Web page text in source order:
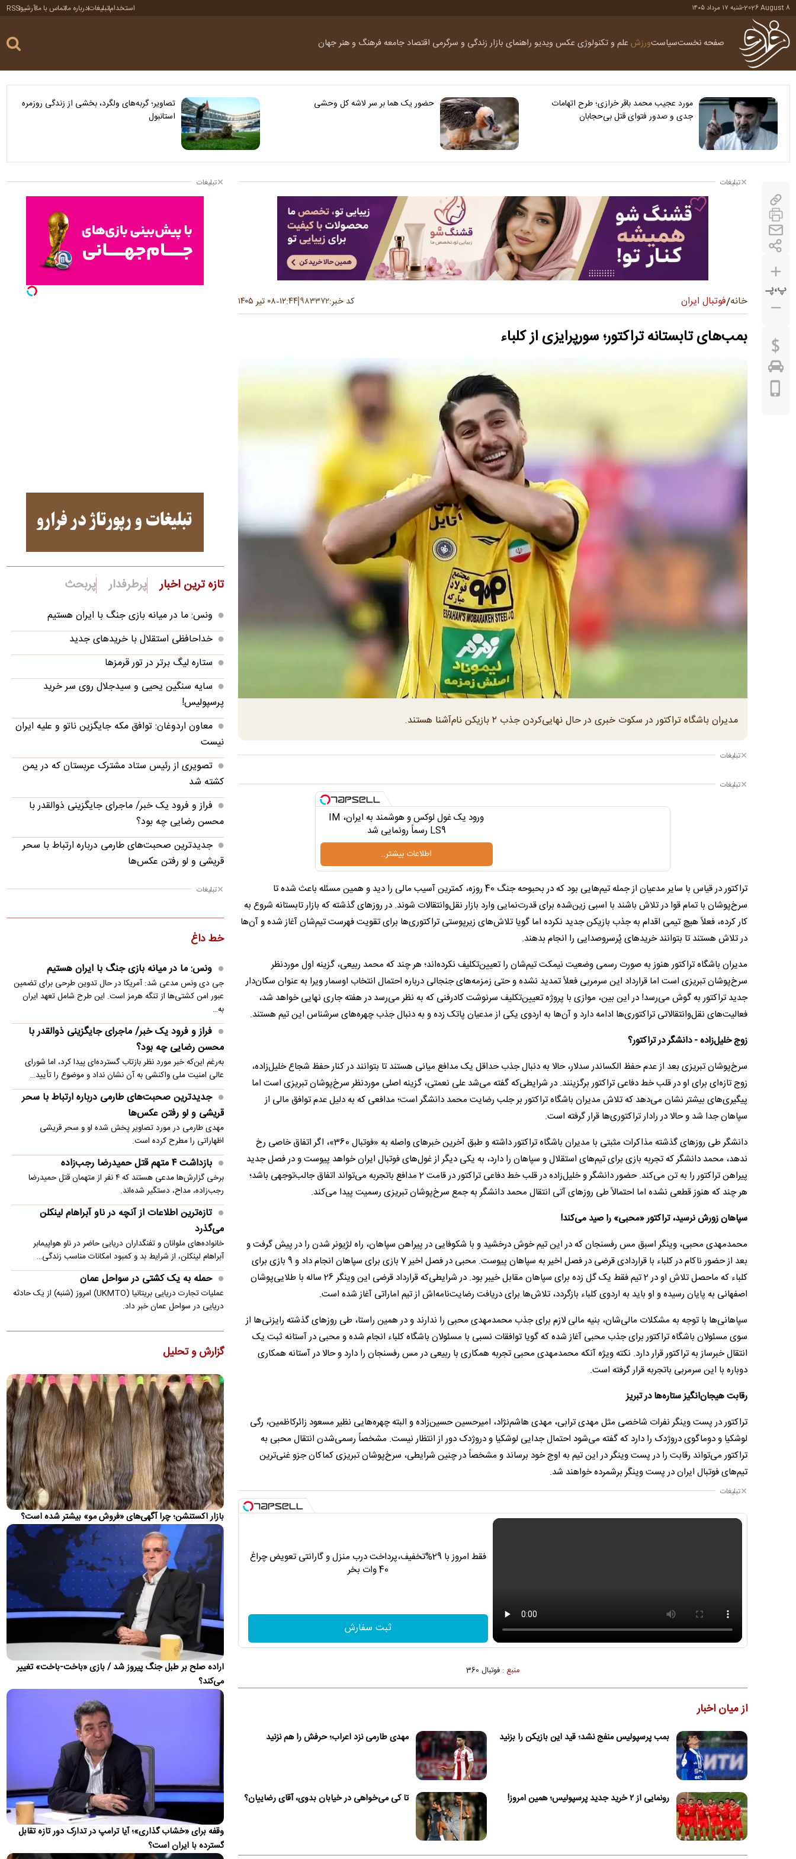
2026 August 8
-شنبه ۱۷ مرداد ۱۴۰۵ استخدامتبلیغاتدرباره ماتماس با ماآرشیوRSS
صفحه نخستسیاستورزش علم و تکنولوژی عکس ویدیو راهنمای بازارزندگی و سرگرمی اقتصاد جامعهفرهنگ و هنرجهان
مورد عجیب محمد باقر خرازی؛ طرح اتهامات
جدی و صدور فتوای قتل بی‌حجابان
حضور یک هما بر سر لاشه‌ کل وحشی
تصاویر؛ گربه‌های ولگرد، بخشی از زندگی روزمره
استانبول
پ،پـ
تبلیغات
خانه/فوتبال ایران کد خبر:۹۸۳۳۷۲ ۱۲:۴۴-۰۸ تیر ۱۴۰۵
بمب‌های تابستانه تراکتور؛ سورپرایزی از کلباء
مدیران باشگاه تراکتور در سکوت خبری در حال نهایی‌کردن جذب ۲ بازیکن نام‌آشنا هستند.
تبلیغات
تبلیغات
ورود یک غول لوکس و هوشمند به ایران، IM
LS9 رسماً رونمایی شد
اطلاعات بیشتر..
تراکتور در قیاس با سایر مدعیان از جمله تیم‌هایی بود که در بحبوحه جنگ 40 روزه، کمترین آسیب مالی را دید و همین مسئله باعث شده تا
سرخ‌پوشان با تمام قوا در تلاش باشند با اسبی زین‌شده برای قدرت‌نمایی وارد بازار نقل‌وانتقالات شوند. در روزهای گذشته که بازار تابستانه شروع به
کار کرده، فعلاً هیچ تیمی اقدام به جذب بازیکن جدید نکرده اما گویا تلاش‌های زیرپوستی تراکتوری‌ها برای تقویت فهرست تیم‌شان آغاز شده و آن‌ها
در تلاش هستند تا بتوانند خریدهای پُرسروصدایی را انجام بدهند.
مدیران باشگاه تراکتور هنوز به صورت رسمی وضعیت نیمکت تیم‌شان را تعیین‌تکلیف نکرده‌اند؛ هر چند که محمد ربیعی، گزینه اول موردنظر
سرخ‌پوشان تبریزی است اما قرارداد این سرمربی فعلاً تمدید نشده و حتی زمزمه‌های جنجالی درباره احتمال انتخاب اوسمار ویرا به عنوان سکان‌دار
جدید تراکتور به گوش می‌رسد! در این بین، موازی با پروژه تعیین‌تکلیف سرنوشت کادرفنی که به نظر می‌رسد در هفته جاری نهایی خواهد شد،
فعالیت‌های نقل‌وانتقالاتی تراکتوری‌ها ادامه دارد و آن‌ها به اردوی یکی از مدعیان پاتک زده و به دنبال جذب چهره‌های سرشناس این تیم هستند.
زوج خلیل‌زاده - دانشگر در تراکتور؟
سرخ‌پوشان تبریزی بعد از عدم حفظ الکساندر سدلار، حالا به دنبال جذب حداقل یک مدافع میانی هستند تا بتوانند در کنار حفظ شجاع خلیل‌زاده،
زوج تازه‌ای برای او در قلب خط دفاعی تراکتور برگزینند. در شرایطی‌که گفته می‌شد علی نعمتی، گزینه اصلی موردنظر سرخ‌پوشان تبریزی است اما
پیگیری‌های بیشتر نشان می‌دهد که تلاش مدیران باشگاه تراکتور بر جلب رضایت محمد دانشگر است؛ مدافعی که به دلیل عدم توافق مالی از
سپاهان جدا شد و حالا در رادار تراکتوری‌ها قرار گرفته است.
دانشگر طی روزهای گذشته مذاکرات مثبتی با مدیران باشگاه تراکتور داشته و طبق آخرین خبرهای واصله به «فوتبال 360»، اگر اتفاق خاصی رخ
ندهد، محمد دانشگر که تجربه بازی برای تیم‌های استقلال و سپاهان را دارد، به یکی دیگر از غول‌های فوتبال ایران خواهد پیوست و در فصل جدید
پیراهن تراکتور را به تن می‌کند. حضور دانشگر و خلیل‌زاده در قلب خط دفاعی تراکتور در قامت 2 مدافع باتجربه می‌تواند اتفاق جالب‌توجهی باشد؛
هر چند که هنوز قطعی نشده اما احتمالاً طی روزهای آتی انتقال محمد دانشگر به جمع سرخ‌پوشان تبریزی رسمیت پیدا می‌کند.
سپاهان زورش نرسید، تراکتور «محبی» را صید می‌کند!
محمدمهدی محبی، وینگر اسبق مس رفسنجان که در این تیم خوش درخشید و با شکوفایی در پیراهن سپاهان، راه لژیونر شدن را در پیش گرفت و
بعد از حضور ناکام در کلباء با قراردادی قرضی در فصل اخیر به سپاهان پیوست. محبی در فصل اخیر 7 بازی برای سپاهان انجام داد و 9 بازی برای
کلباء که ماحصل تلاش او در 2 تیم فقط یک گل زده برای سپاهان مقابل خیبر بود. در شرایطی‌که قرارداد قرضی این وینگر 26 ساله با طلایی‌پوشان
اصفهانی به پایان رسیده و او باید به اردوی کلباء بازگردد، تلاش‌ها برای دریافت رضایت‌نامه‌اش از تیم اماراتی آغاز شده است.
سپاهانی‌ها با توجه به مشکلات مالی‌شان، بنیه مالی لازم برای جذب محمدمهدی محبی را ندارند و در همین راستا، طی روزهای گذشته رایزنی‌ها از
سوی مسئولان باشگاه تراکتور برای جذب محبی آغاز شده که گویا توافقات نسبی با مسئولان باشگاه کلباء انجام شده و محبی در آستانه ثبت یک
انتقال خبرساز به تراکتور قرار دارد. نکته ویژه آنکه محمدمهدی محبی تجربه همکاری با ربیعی در مس رفسنجان را دارد و حالا در آستانه همکاری
دوباره با این سرمربی باتجربه قرار گرفته است.
رقابت هیجان‌انگیز ستاره‌ها در تبریز
تراکتور در پست وینگر نفرات شاخصی مثل مهدی ترابی، مهدی هاشم‌نژاد، امیرحسین حسین‌زاده و البته چهره‌هایی نظیر مسعود زائرکاظمین، رگی
لوشکیا و دوماگوی دروژدک را دارد که گفته می‌شود احتمال جدایی لوشکیا و دروژدک دور از انتظار نیست. مشخصاً رسمی‌شدن انتقال محبی به
تراکتور می‌تواند رقابت را در پست وینگر در این تیم به اوج خود برساند و مشخصاً در چنین شرایطی، سرخ‌پوشان تبریزی کماکان جزو غنی‌ترین
تیم‌های فوتبال ایران در پست وینگر برشمرده خواهند شد.
تبلیغات
فقط امروز با 29%تخفیف،پرداخت درب منزل و گارانتی تعویض چراغ
40 وات بخر
ثبت سفارش
منبع :فوتبال 360
از میان اخبار
بمب پرسپولیس منفج نشد؛ قید این بازیکن را بزنید مهدی طارمی نزد اعراب؛ حرفش را هم نزنید
رونمایی از ۲ خرید جدید پرسپولیس؛ همین امروز! تا کی می‌خواهی در خیابان بدوی، آقای رضاییان؟
تبلیغات
تازه ترین اخبار پرطرفدار پربحث
ونس: ما در میانه بازی جنگ با ایران هستیم
خداحافظی استقلال با خریدهای جدید
ستاره لیگ برتر در تور قرمزها
سایه سنگین یحیی و سیدجلال روی سر خرید
پرسپولیس!
معاون اردوغان: توافق مکه جایگزین ناتو و علیه ایران
نیست
تصویری از رئیس ستاد مشترک عربستان که در یمن
کشته شد
فراز و فرود یک خبر/ ماجرای جایگزینی ذوالقدر با
محسن رضایی چه بود؟
جدیدترین صحبت‌های طارمی درباره ارتباط با سحر
قریشی و لو رفتن عکس‌ها
بازداشت ۴ متهم قتل حمیدرضا رجب‌زاده
بی‌اعتمادی ایران به آمریکا بر مذاکرات هرمز با عمان
سایه انداخته است
اینتر یونتوس را در استرالیا شکست داد
زلنسکی برای خرید پدافند هوایی به اسرائیل رو
انداخت
سقوط بالگرد سیکورسکی آمریکا و وضعیت ۲ خلبان
تبلیغات
خط داغ
ونس: ما در میانه بازی جنگ با ایران هستیم
جی دی ونس مدعی شد: آمریکا در حال تدوین طرحی برای تضمین
عبور امن کشتی‌ها از تنگه هرمز است. این طرح شامل تعهد ایران
به…
فراز و فرود یک خبر/ ماجرای جایگزینی ذوالقدر با
محسن رضایی چه بود؟
به‌رغم این‌که خبر مورد نظر بازتاب گسترده‌ای پیدا کرد، اما شورای
عالی امنیت ملی واکنشی به آن نشان نداد و موضوع را تأیید…
جدیدترین صحبت‌های طارمی درباره ارتباط با سحر
قریشی و لو رفتن عکس‌ها
مهدی طارمی در مورد تصاویر پخش شده او و سحر قریشی
اظهاراتی را مطرح کرده است.
بازداشت ۴ متهم قتل حمیدرضا رجب‌زاده
برخی گزارش‌ها مدعی هستند که ۴ نفر از متهمان قتل حمیدرضا
رجب‌زاده، مداح، دستگیر شده‌اند.
تازه‌ترین اطلاعات از آنچه در ناو آبراهام لینکلن
می‌گذرد
خانواده‌های ملوانان و تفنگداران دریایی حاضر در ناو هواپیمابر
آبراهام لینکلن، از شرایط بد و کمبود امکانات مناسب زندگی…
حمله به یک کشتی در سواحل عمان
عملیات تجارت دریایی بریتانیا (UKMTO) امروز (شنبه) از یک حادثه
دریایی در سواحل عمان خبر داد.
ذوالقدر: شورای عالی امنیت ملی هرگز کوتاه نخواهد
آمد
دبیر شورای عالی امنیت ملی با بیان اینکه تا آمریکا رفتارش را
تصحیح نکند، تنگه هرمز باز نخواهد شد، گفت: شورای عالی امنیت…
راهنمای خرید خودرو با یک میلیارد بودجه
خریداران با بوجه کمتر از یک میلیارد تومان می‌توانند سراغ
خودروهای کارکرده کوییک، ساینا، تیبا و پژو پارس بروند
کنایه نماینده پایداری به پزشکیان/ دستاوردتان این
است که قحطی نیامد؟!
نماینده قم در مجلس به گزارش اخیر پزشکیان درباره شرایط کشور،
واکنشی کنایه‌آمیز نشان داد.
عراقچی: توافق با عمان نزدیک است/ این تفاهم
به‌معنی بازگشایی تنگه هرمز نیست
وزیر امور خارجه گفت: مذاکرات با عمان در حال انجام است و خیلی
به توافق نزدیک هستیم، اما باز شدن تنگه هرمز تابع شرایط…
صدور ۱۰ فقره حکم قصاص برای کلثوم اکبری/ پرونده
در انتظار بررسی دیوان عالی کشور
سخنگوی قوه قضاییه از صدور ۱۰ فقره حکم قصاص نفس برای کلثوم
اکبری خبر داد و گفت: رأی صادرشده پس از طی مهلت اعتراض و…
حمله موشکی به کشتی اماراتی در تنگه هرمز
شرکت ادنوک امارات از حمله موشکی به یکی از شناورهای خود در
تنگه هرمز خبر داد.
علت افزایش مبلغ قبض آب در تابستان
روابط عمومی شرکت مهندسی آب و فاضلاب کشور علت افزایش رقم
قبض مشترکان را افزایش میزان مصرف، قرار گرفتن در پله‌های
چرا هیچ جنگی در خاورمیانه پایان نمی‌یابد؟
درسی از تاریخ؛ سایه «جنگ سی‌ساله» بر سر
خاورمیانه
از حملات اسرائیل و آمریکا تا کشیده شدن پای اوکراین به دریای خزر؛
یک تحلیلگر غربی بررسی می‌کند که چرا مداخله قدرت‌های…
از قتل «حمیدرضا رجب‌زاده» چه می‌دانیم؟
جست‌وجو در میان پست‌های منتشرشده در توییتر نیز نشان
گزارش و تحلیل
بازار اکستنشن؛ چرا آگهی‌های «فروش مو» بیشتر شده است؟
اراده صلح بر طبل جنگ پیروز شد / بازی «باخت-باخت» تغییر
می‌کند؟
وقفه برای «خشاب گذاری»؛ آیا ترامپ در تدارک دور تازه تقابل
گسترده با ایران است؟